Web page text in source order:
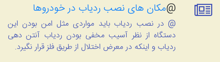
@مکان های نصب ردیاب در خودروها
@ در نصب ردیاب باید مواردی مثل امن بودن این
دستگاه از نظر آسیب مخفی بودن ردیاب آنتن دهی
ردیاب و اینکه در معرض اختلال از طریق فلز قرار نگیرد.